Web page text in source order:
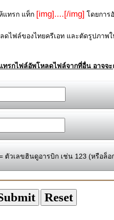
แทรก แท็ก [img]....[/img] โดยการ
ดไฟล์ของไทยครีเอท และตัดรูปภาพ
รกไฟล์อัพโหลดไฟล์จากที่อื่น อาจจ
ตัวเลขฮินดูอารบิก เช่น 123 (หรือล็